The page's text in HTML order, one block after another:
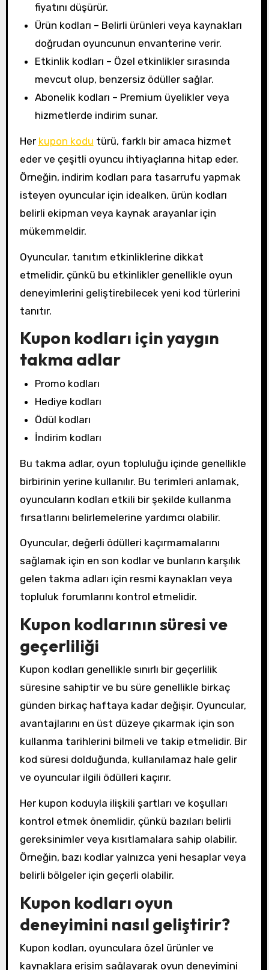
fiyatını düşürür.
Ürün kodları – Belirli ürünleri veya kaynakları
doğrudan oyuncunun envanterine verir.
Etkinlik kodları – Özel etkinlikler sırasında
mevcut olup, benzersiz ödüller sağlar.
Abonelik kodları – Premium üyelikler veya
hizmetlerde indirim sunar.
Her kupon kodu türü, farklı bir amaca hizmet
eder ve çeşitli oyuncu ihtiyaçlarına hitap eder.
Örneğin, indirim kodları para tasarrufu yapmak
isteyen oyuncular için idealken, ürün kodları
belirli ekipman veya kaynak arayanlar için
mükemmeldir.
Oyuncular, tanıtım etkinliklerine dikkat
etmelidir, çünkü bu etkinlikler genellikle oyun
deneyimlerini geliştirebilecek yeni kod türlerini
tanıtır.
Kupon kodları için yaygın
takma adlar
Promo kodları
Hediye kodları
Ödül kodları
İndirim kodları
Bu takma adlar, oyun topluluğu içinde genellikle
birbirinin yerine kullanılır. Bu terimleri anlamak,
oyuncuların kodları etkili bir şekilde kullanma
fırsatlarını belirlemelerine yardımcı olabilir.
Oyuncular, değerli ödülleri kaçırmamalarını
sağlamak için en son kodlar ve bunların karşılık
gelen takma adları için resmi kaynakları veya
topluluk forumlarını kontrol etmelidir.
Kupon kodlarının süresi ve
geçerliliği
Kupon kodları genellikle sınırlı bir geçerlilik
süresine sahiptir ve bu süre genellikle birkaç
günden birkaç haftaya kadar değişir. Oyuncular,
avantajlarını en üst düzeye çıkarmak için son
kullanma tarihlerini bilmeli ve takip etmelidir. Bir
kod süresi dolduğunda, kullanılamaz hale gelir
ve oyuncular ilgili ödülleri kaçırır.
Her kupon koduyla ilişkili şartları ve koşulları
kontrol etmek önemlidir, çünkü bazıları belirli
gereksinimler veya kısıtlamalara sahip olabilir.
Örneğin, bazı kodlar yalnızca yeni hesaplar veya
belirli bölgeler için geçerli olabilir.
Kupon kodları oyun
deneyimini nasıl geliştirir?
Kupon kodları, oyunculara özel ürünler ve
kaynaklara erişim sağlayarak oyun deneyimini